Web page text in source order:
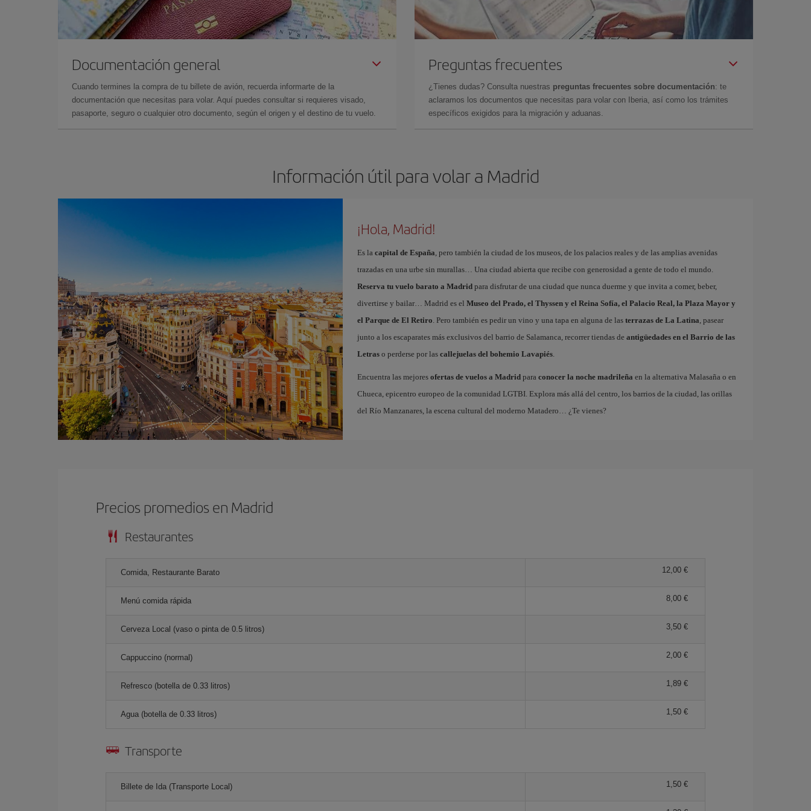
Documentación general
Cuando termines la compra de tu billete de avión, recuerda informarte de la
documentación que necesitas para volar. Aquí puedes consultar si requieres visado,
pasaporte, seguro o cualquier otro documento, según el origen y el destino de tu vuelo.
Preguntas frecuentes
¿Tienes dudas? Consulta nuestras preguntas frecuentes sobre documentación: te
aclaramos los documentos que necesitas para volar con Iberia, así como los trámites
específicos exigidos para la migración y aduanas.
Información útil para volar a Madrid
¡Hola, Madrid!
Es la capital de España, pero también la ciudad de los museos, de los palacios reales y de las amplias avenidas
trazadas en una urbe sin murallas… Una ciudad abierta que recibe con generosidad a gente de todo el mundo.
Reserva tu vuelo barato a Madridpara disfrutar de una ciudad que nunca duerme y que invita a comer, beber,
divertirse y bailar… Madrid es el Museo del Prado, el Thyssen y el Reina Sofía, el Palacio Real, la Plaza Mayor y
el Parque de El Retiro. Pero también es pedir un vino y una tapa en alguna de las terrazas de La Latina, pasear
junto a los escaparates más exclusivos del barrio de Salamanca, recorrer tiendas de antigüedades en el Barrio de las
Letraso perderse por las callejuelas del bohemio Lavapiés.
Encuentra las mejores ofertas de vuelos a Madridpara conocer la noche madrileña en la alternativa Malasaña o en
Chueca, epicentro europeo de la comunidad LGTBI. Explora más allá del centro, los barrios de la ciudad, las orillas
del Río Manzanares, la escena cultural del moderno Matadero… ¿Te vienes?
Precios promedios en Madrid
Restaurantes
Comida, Restaurante Barato 12,00 €
Menú comida rápida 8,00 €
Cerveza Local (vaso o pinta de 0.5 litros) 3,50 €
Cappuccino (normal) 2,00 €
Refresco (botella de 0.33 litros) 1,89 €
Agua (botella de 0.33 litros) 1,50 €
Transporte
Billete de Ida (Transporte Local) 1,50 €